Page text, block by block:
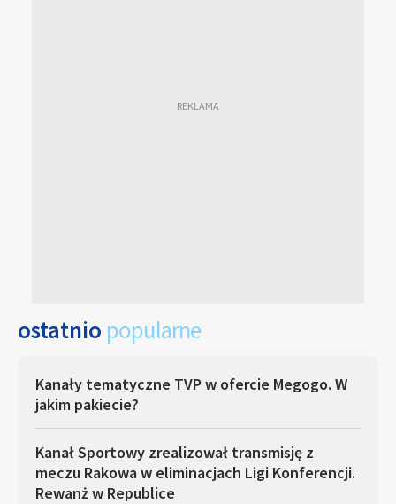
ostatnio popularne
Kanały tematyczne TVP w ofercie Megogo. W
jakim pakiecie?
Kanał Sportowy zrealizował transmisję z
meczu Rakowa w eliminacjach Ligi Konferencji.
Rewanż w Republice